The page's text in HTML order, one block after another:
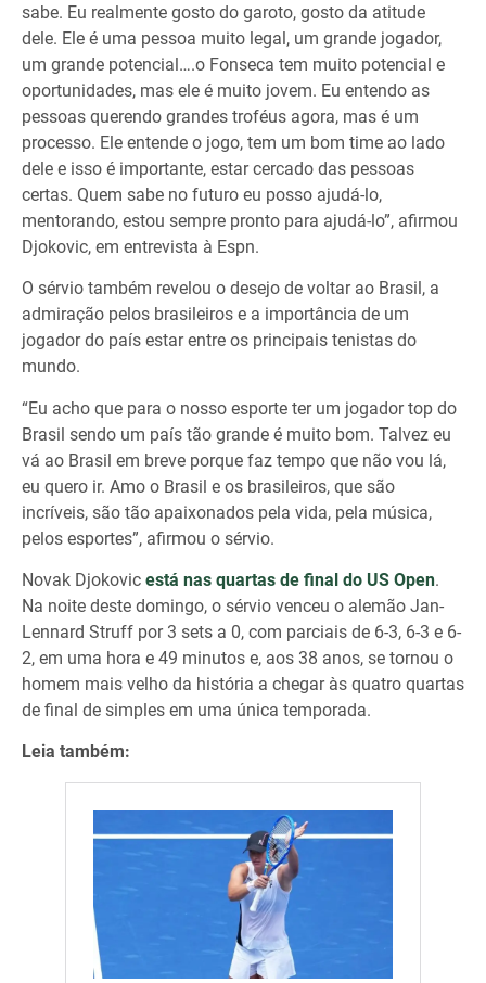
sabe. Eu realmente gosto do garoto, gosto da atitude
dele. Ele é uma pessoa muito legal, um grande jogador,
um grande potencial….o Fonseca tem muito potencial e
oportunidades, mas ele é muito jovem. Eu entendo as
pessoas querendo grandes troféus agora, mas é um
processo. Ele entende o jogo, tem um bom time ao lado
dele e isso é importante, estar cercado das pessoas
certas. Quem sabe no futuro eu posso ajudá-lo,
mentorando, estou sempre pronto para ajudá-lo”, afirmou
Djokovic, em entrevista à Espn.
O sérvio também revelou o desejo de voltar ao Brasil, a
admiração pelos brasileiros e a importância de um
jogador do país estar entre os principais tenistas do
mundo.
“Eu acho que para o nosso esporte ter um jogador top do
Brasil sendo um país tão grande é muito bom. Talvez eu
vá ao Brasil em breve porque faz tempo que não vou lá,
eu quero ir. Amo o Brasil e os brasileiros, que são
incríveis, são tão apaixonados pela vida, pela música,
pelos esportes”, afirmou o sérvio.
Novak Djokovic está nas quartas de final do US Open.
Na noite deste domingo, o sérvio venceu o alemão Jan-
Lennard Struff por 3 sets a 0, com parciais de 6-3, 6-3 e 6-
2, em uma hora e 49 minutos e, aos 38 anos, se tornou o
homem mais velho da história a chegar às quatro quartas
de final de simples em uma única temporada.
Leia também: